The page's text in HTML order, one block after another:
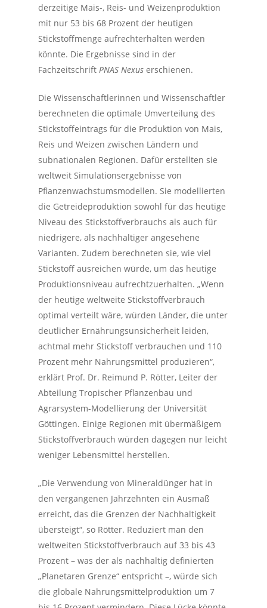
derzeitige Mais-, Reis- und Weizenproduktion
mit nur 53 bis 68 Prozent der heutigen
Stickstoffmenge aufrechterhalten werden
könnte. Die Ergebnisse sind in der
FachzeitschriftPNAS Nexus erschienen.
Die Wissenschaftlerinnen und Wissenschaftler
berechneten die optimale Umverteilung des
Stickstoffeintrags für die Produktion von Mais,
Reis und Weizen zwischen Ländern und
subnationalen Regionen. Dafür erstellten sie
weltweit Simulationsergebnisse von
Pflanzenwachstumsmodellen. Sie modellierten
die Getreideproduktion sowohl für das heutige
Niveau des Stickstoffverbrauchs als auch für
niedrigere, als nachhaltiger angesehene
Varianten. Zudem berechneten sie, wie viel
Stickstoff ausreichen würde, um das heutige
Produktionsniveau aufrechtzuerhalten. „Wenn
der heutige weltweite Stickstoffverbrauch
optimal verteilt wäre, würden Länder, die unter
deutlicher Ernährungsunsicherheit leiden,
achtmal mehr Stickstoff verbrauchen und 110
Prozent mehr Nahrungsmittel produzieren“,
erklärt Prof. Dr. Reimund P. Rötter, Leiter der
Abteilung Tropischer Pflanzenbau und
Agrarsystem-Modellierung der Universität
Göttingen. Einige Regionen mit übermäßigem
Stickstoffverbrauch würden dagegen nur leicht
weniger Lebensmittel herstellen.
„Die Verwendung von Mineraldünger hat in
den vergangenen Jahrzehnten ein Ausmaß
erreicht, das die Grenzen der Nachhaltigkeit
übersteigt“, so Rötter. Reduziert man den
weltweiten Stickstoffverbrauch auf 33 bis 43
Prozent – was der als nachhaltig definierten
„Planetaren Grenze“ entspricht –, würde sich
die globale Nahrungsmittelproduktion um 7